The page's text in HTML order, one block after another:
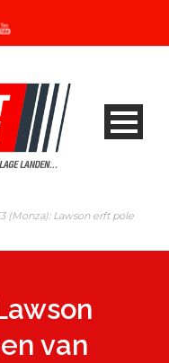
(Monza): Lawson erft pole
van